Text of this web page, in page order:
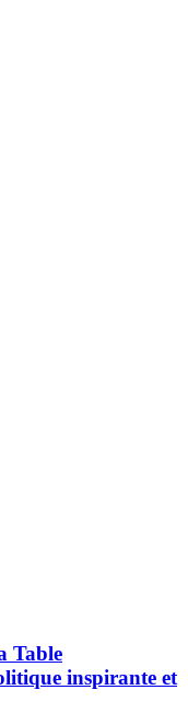
Table
inspirante et